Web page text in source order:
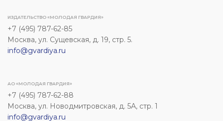
ИЗДАТЕЛЬСТВО «МОЛОДАЯ ГВАРДИЯ»
+7 (495) 787-62-85
Москва, ул. Сущевская, д. 19, стр. 5.
info@gvardiya.ru
АО «МОЛОДАЯ ГВАРДИЯ»
+7 (495) 787-62-88
Москва, ул. Новодмитровская, д. 5А, стр. 1
info@gvardiya.ru